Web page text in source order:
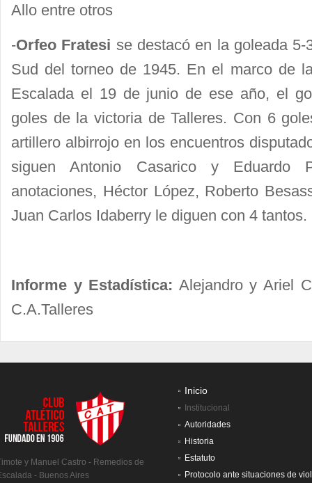
Allo entre otros
-Orfeo Fratesi se destacó en la goleada
Sud del torneo de 1945. En el marco de
Escalada el 19 de junio de ese año, el
goles de la victoria de Talleres. Con 6
artillero albirrojo en los encuentros
siguen Antonio Casarico y Eduardo
anotaciones, Héctor López, Roberto
Juan Carlos Idaberry le diguen con 4 tantos.
Informe y Estadística: Alejandro y Ariel
C.A.Talleres
y Manuel Castro - Remedios de
- Buenos Aires
Inicio
Institucional
Autoridades
Historia
Estatuto
Protocolo ante situaciones de